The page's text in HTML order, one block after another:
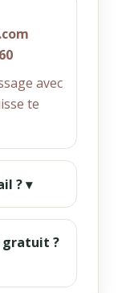
avec
te
? ▾
gratuit ?